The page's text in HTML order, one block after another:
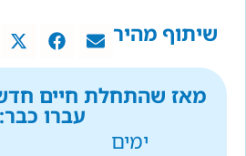
שיתוף מהיר
מאז שהתחלת חיים
עברו כבר:
ימים